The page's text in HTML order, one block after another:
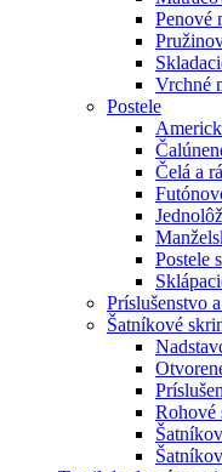
Penové
Vrchné
Postele
Čelá a
Postele
Príslušenstvo
Šatníkové
Rohové